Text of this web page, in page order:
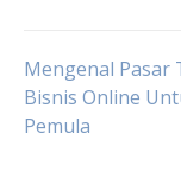
Post
Mengenal Pasar
Bisnis Online
Pemula